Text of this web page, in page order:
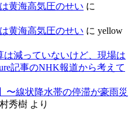
黄海高気圧のせい に
黄海高気圧のせい に yellow
は減っていないけど、現場は
記事のNHK報道から考えて
〜線状降水帯の停滞が豪雨災
秀樹 より